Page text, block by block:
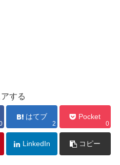
する
はてブ
2
Pocket
0
LinkedIn コピー